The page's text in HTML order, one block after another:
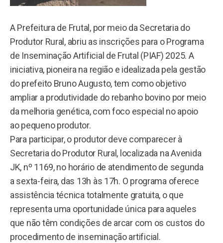
A Prefeitura de Frutal, por meio da Secretaria do
Produtor Rural, abriu as inscrições para o Programa
de Inseminação Artificial de Frutal (PIAF) 2025. A
iniciativa, pioneira na região e idealizada pela gestão
do prefeito Bruno Augusto, tem como objetivo
ampliar a produtividade do rebanho bovino por meio
da melhoria genética, com foco especial no apoio
ao pequeno produtor.
Para participar, o produtor deve comparecer à
Secretaria do Produtor Rural, localizada na Avenida
JK, nº 1169, no horário de atendimento de segunda
a sexta-feira, das 13h às 17h. O programa oferece
assistência técnica totalmente gratuita, o que
representa uma oportunidade única para aqueles
que não têm condições de arcar com os custos do
procedimento de inseminação artificial.